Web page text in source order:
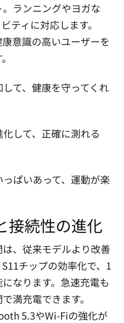
ランニングやヨガな
ティに対応します。
意識の高いユーザーを
て、健康を守ってくれ
して、正確に測れる
ぱいあって、運動が楽
接続性の進化
、従来モデルより改善
チップの効率化で、1
なります。急速充電も
満充電できます。
5.3やWi-Fiの強化が